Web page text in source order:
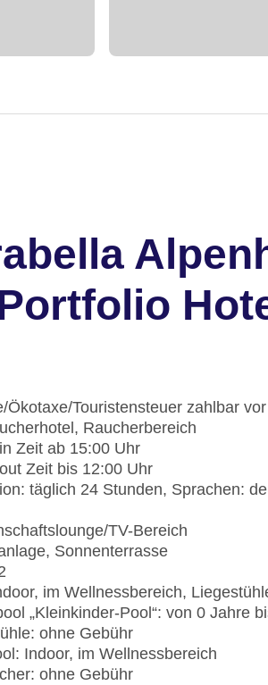
Ökotaxe/Touristensteuer zahlbar
Raucherbereich
Zeit ab 15:00 Uhr
Zeit bis 12:00 Uhr
täglich 24 Stunden, Sprachen:
TV-Bereich
Sonnenterrasse
im Wellnessbereich,
„Kleinkinder-Pool“: von 0 Jahre
ohne Gebühr
Indoor, im Wellnessbereich
ohne Gebühr